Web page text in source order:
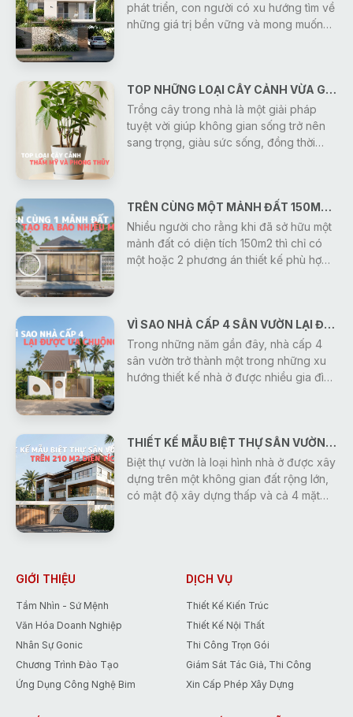
phát triển, con người có xu hướng tìm về
những giá trị bền vững và mong muốn
được nhiều gia đình lựa chọn. Một ngôi
nhà không chỉ đáp ứng công năng sử
dụng mà còn là nơi giúp tái tạo năng
lượng, cân bằng cảm xúc và mang đến
TOP NHỮNG LOẠI CÂY CẢNH VỪA GIÚP THANH LỌC KHÔNG KHÍ VỪA MANG Ý NGHĨA PHONG THỦY
Trồng cây trong nhà là một giải pháp
tuyệt vời giúp không gian sống trở nên
sang trọng, giàu sức sống, đồng thời
lộc mà bạn có thể tham khảo:
TRÊN CÙNG MỘT MẢNH ĐẤT 150M2 DIỆN TÍCH SÀN - KIẾN TRÚC SƯ GONIC CÓ THỂ TẠO RA BAO NHIÊU MẪU THIẾT KẾ?
Nhiều người cho rằng khi đã sở hữu một
mảnh đất có diện tích 150m2 thì chỉ có
một hoặc 2 phương án thiết kế phù hợp.
kiến trúc và định hướng sinh hoạt khác
nhau, các kiến trúc sư Gonic có thể tạo
ra hàng chục, thậm chí hàng trăm
phương án thiết kế độc đáo.
VÌ SAO NHÀ CẤP 4 SÂN VƯỜN LẠI ĐƯỢC ƯA CHUỘNG NHIỀU HIỆN NAY?
Trong những năm gần đây, nhà cấp 4
sân vườn trở thành một trong những xu
hướng thiết kế nhà ở được nhiều gia đình
đến cảm giác thoáng đãng, trong lành,
kiểu nhà này còn tạo nên môi trường
sống yên tĩnh, giúp các thành viên có
thể thư giãn và tận hưởng cuộc sống sau
THIẾT KẾ MẪU BIỆT THỰ SÂN VƯỜN TRÊN 210 M2 DIỆN TÍCH SÀN
Biệt thự vườn là loại hình nhà ở được xây
dựng trên một không gian đất rộng lớn,
có mật độ xây dựng thấp và cả 4 mặt
quanh bao gồm cây xanh, tiểu cảnh,
thiết kế hợp lý, cảnh quan sân vườn
không chỉ tăng giá trị thẩm mỹ mà còn
cải thiện chất lượng
GIỚI THIỆU
Tầm Nhìn - Sứ Mệnh
Văn Hóa Doanh Nghiệp
Nhân Sự Gonic
Chương Trình Đào Tạo
Ứng Dụng Công Nghệ Bim
DỊCH VỤ
Thiết Kế Kiến Trúc
Thiết Kế Nội Thất
Thi Công Trọn Gói
Giám Sát Tác Giả, Thi Công
Xin Cấp Phép Xây Dựng